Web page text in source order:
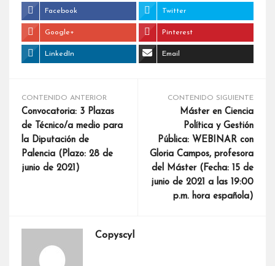
Facebook Twitter
Google+ Pinterest
LinkedIn Email
CONTENIDO ANTERIOR
Convocatoria: 3 Plazas
de Técnico/a medio para
la Diputación de
Palencia (Plazo: 28 de
junio de 2021)
CONTENIDO SIGUIENTE
Máster en Ciencia
Política y Gestión
Pública: WEBINAR con
Gloria Campos, profesora
del Máster (Fecha: 15 de
junio de 2021 a las 19:00
p.m. hora española)
Copyscyl